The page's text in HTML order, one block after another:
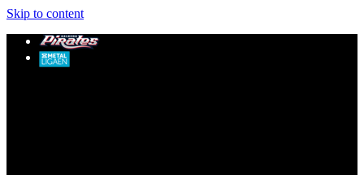
Skip to content